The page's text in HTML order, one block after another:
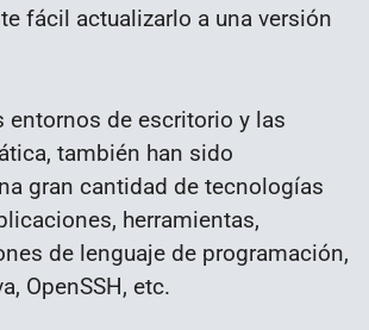
fácil actualizarlo a una versión
entornos de escritorio y las
también han sido
gran cantidad de tecnologías
herramientas,
de lenguaje de programación,
OpenSSH, etc.